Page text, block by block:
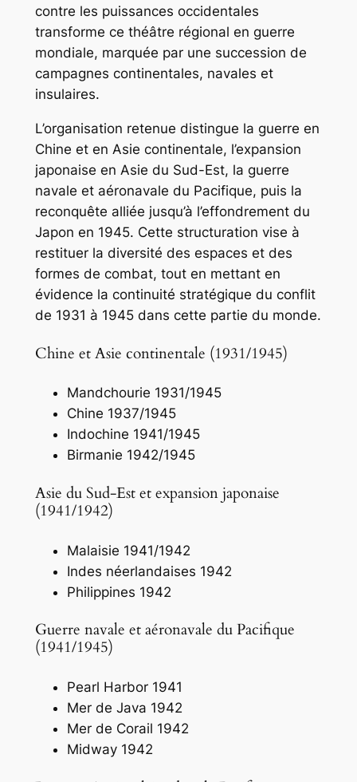
contre les puissances occidentales
transforme ce théâtre régional en guerre
mondiale, marquée par une succession de
campagnes continentales, navales et
insulaires.
L’organisation retenue distingue la guerre en
Chine et en Asie continentale, l’expansion
japonaise en Asie du Sud-Est, la guerre
navale et aéronavale du Pacifique, puis la
reconquête alliée jusqu’à l’effondrement du
Japon en 1945. Cette structuration vise à
restituer la diversité des espaces et des
formes de combat, tout en mettant en
évidence la continuité stratégique du conflit
de 1931 à 1945 dans cette partie du monde.
Chine et Asie continentale (1931/1945)
Mandchourie 1931/1945
Chine 1937/1945
Indochine 1941/1945
Birmanie 1942/1945
Asie du Sud-Est et expansion japonaise
(1941/1942)
Malaisie 1941/1942
Indes néerlandaises 1942
Philippines 1942
Guerre navale et aéronavale du Pacifique
(1941/1945)
Pearl Harbor 1941
Mer de Java 1942
Mer de Corail 1942
Midway 1942